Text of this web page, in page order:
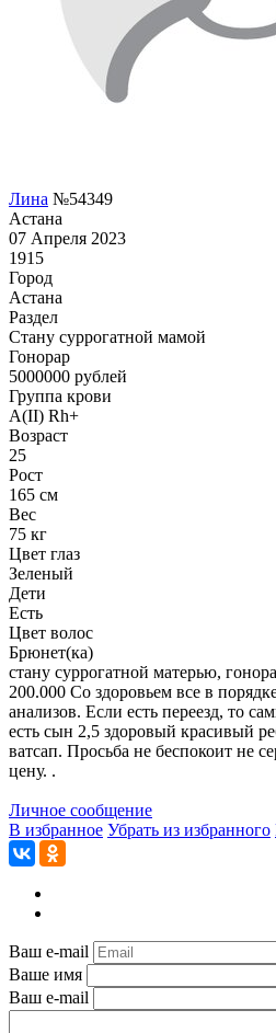
Лина №54349
Астана
07 Апреля 2023
1915
Город
Астана
Раздел
Cтану суррогатной мамой
Гонoрар
5000000 рублей
Группа крови
A(II) Rh+
Возраст
25
Рост
165 см
Вес
75 кг
Цвет глаз
Зеленый
Дети
Есть
Цвет волос
Брюнет(ка)
стану суррогатной матерью,
200.000 Со здоровьем все в
анализов. Если есть переезд, то
есть сын 2,5 здоровый красивый
ватсап. Просьба не беспокоит не
цену. .
Личное сообщение
В избранное Убрать из избранного
Ваш e-mail
Ваше имя
Ваш e-mail